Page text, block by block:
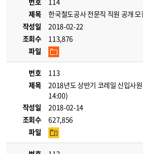
제목
한국철도공사 전문직 직원 공개
작성일
2018-02-22
조회수
113,876
파일
번호
113
제목
2018년도 상반기 코레일 신입사
14:00)
작성일
2018-02-14
조회수
627,856
파일